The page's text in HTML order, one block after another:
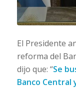
El Presidente
reforma del
dijo que: “Se
Banco